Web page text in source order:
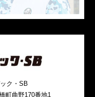
ク・SB
町曲野170番地1